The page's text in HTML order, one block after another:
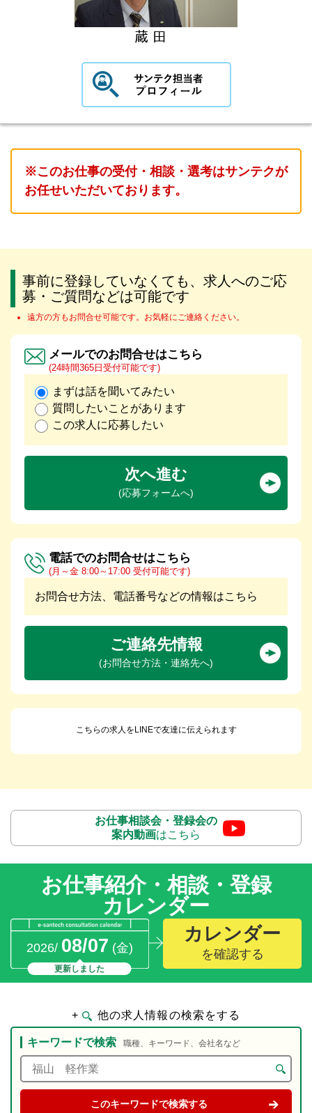
※このお仕事の受付・相談・選考はサンテクが
お任せいただいております。
事前に登録していなくても、求人へのご応
募・ご質問などは可能です
遠方の方もお問合せ可能です。お気軽にご連絡ください。
メールでのお問合せはこちら
(24時間365日受付可能です)
まずは話を聞いてみたい
質問したいことがあります
この求人に応募したい
次へ進む
(応募フォームへ)
電話でのお問合せはこちら
(月～金 8:00～17:00 受付可能です)
お問合せ方法、電話番号などの情報はこちら
ご連絡先情報
(お問合せ方法・連絡先へ)
こちらの求人をLINEで友達に伝えられます
お仕事相談会・登録会の
案内動画はこちら
お仕事紹介・相談・登録
カレンダー
2026/ 08/07 (金)
更新しました
カレンダー
を確認する
+ 他の求人情報の検索をする
キーワードで検索 職種、キーワード、会社名など